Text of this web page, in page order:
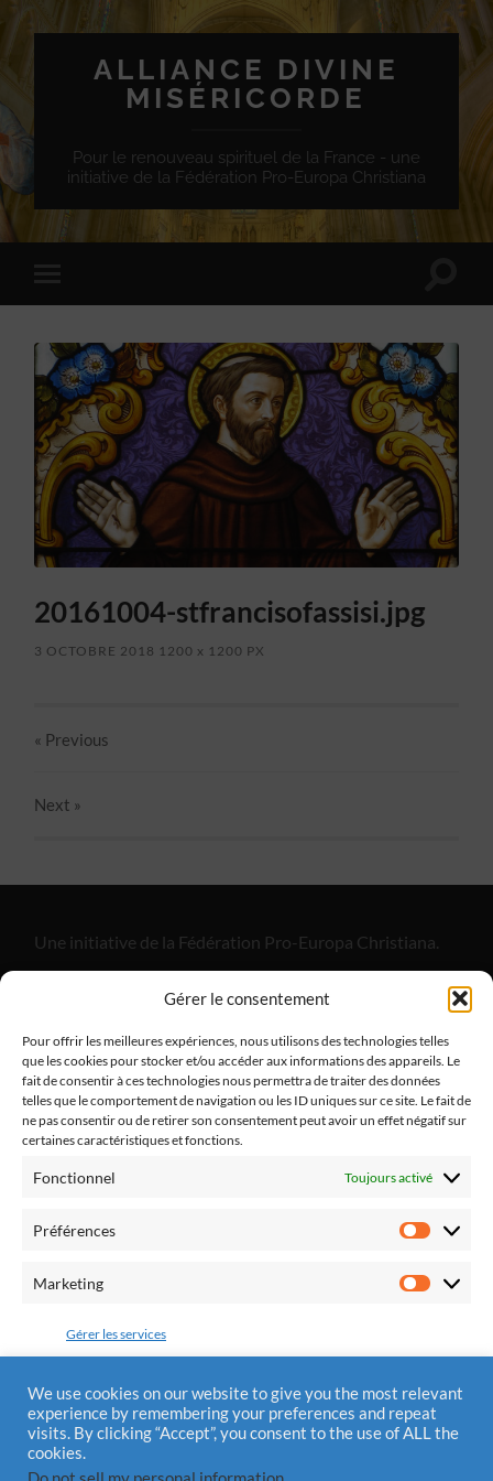
Gérer le consentement
Pour offrir les meilleures expériences, nous utilisons des technologies telles
que les cookies pour stocker et/ou accéder aux informations des appareils. Le
fait de consentir à ces technologies nous permettra de traiter des données
telles que le comportement de navigation ou les ID uniques sur ce site. Le fait de
ne pas consentir ou de retirer son consentement peut avoir un effet négatif sur
certaines caractéristiques et fonctions.
Fonctionnel Toujours activé
Préférences
Marketing
Gérer les services
Accepter
Refuser
ALLIANCE DIVINE
MISÉRICORDE
Pour le renouveau spirituel de la France - une
initiative de la Fédération Pro-Europa Christiana
mobile
20161004-stfrancisofassisi.jpg
3 OCTOBRE 2018 1200 x 1200 PX
« Previous
Next »
Une initiative de la Fédération Pro-Europa Christiana.
catholiques dont l'objectif est de promouvoir la paix
dans notre pays et dans nos familles par le retour à la
pratique religieuse.
Fédération Pro Europa Christiana
28170 St Sauveur Marville
Tél.: 0810 310 025
Mentions Légales
We use cookies on our website to give you the most relevant
experience by remembering your preferences and repeat
visits. By clicking “Accept”, you consent to the use of ALL the
cookies.